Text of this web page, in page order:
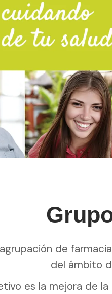
de
del ámbito
es la mejora de